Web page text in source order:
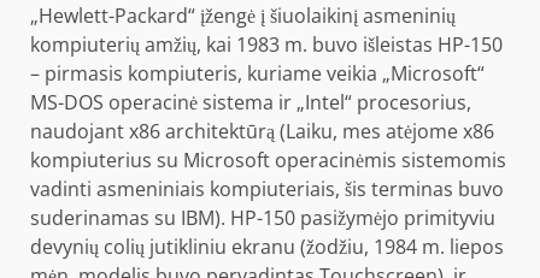
„Hewlett-Packard“ įžengė į šiuolaikinį asmeninių
kompiuterių amžių, kai 1983 m. buvo išleistas HP-150
– pirmasis kompiuteris, kuriame veikia „Microsoft“
MS-DOS operacinė sistema ir „Intel“ procesorius,
naudojant x86 architektūrą (Laiku, mes atėjome x86
kompiuterius su Microsoft operacinėmis sistemomis
vadinti asmeniniais kompiuteriais, šis terminas buvo
suderinamas su IBM). HP-150 pasižymėjo primityviu
devynių colių jutikliniu ekranu (žodžiu, 1984 m. liepos